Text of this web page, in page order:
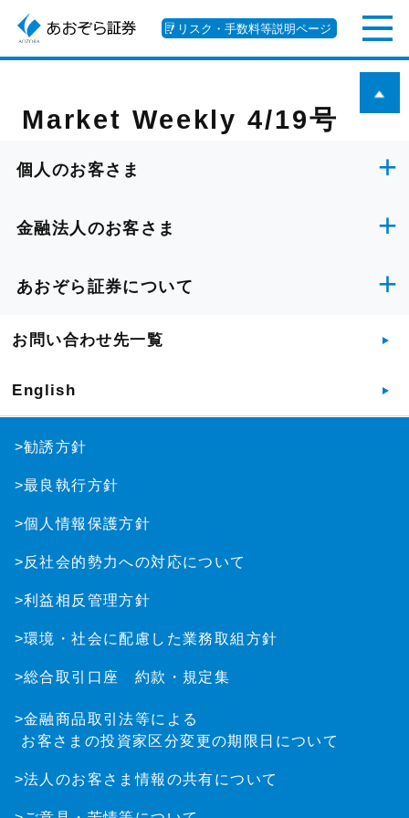
リスク・手数料等説明ページ
Market Weekly 4/19号
個人のお客さま
金融法人のお客さま
あおぞら証券について
お問い合わせ先一覧
English
>勧誘方針
>最良執行方針
>個人情報保護方針
>反社会的勢力への対応について
>利益相反管理方針
>環境・社会に配慮した業務取組方針
>総合取引口座 約款・規定集
>金融商品取引法等による
お客さまの投資家区分変更の期限日について
>法人のお客さま情報の共有について